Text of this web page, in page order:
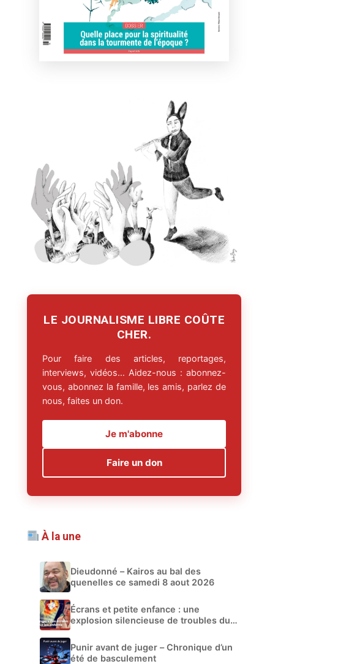
LE JOURNALISME LIBRE COÛTE
CHER.
Pour faire des articles, reportages,
interviews, vidéos… Aidez-nous : abonnez-
vous, abonnez la famille, les amis, parlez de
nous, faites un don.
Je m'abonne
Faire un don
À la une
Dieudonné – Kairos au bal des
quenelles ce samedi 8 aout 2026
Écrans et petite enfance : une
explosion silencieuse de troubles du
Punir avant de juger – Chronique d’un
été de basculement